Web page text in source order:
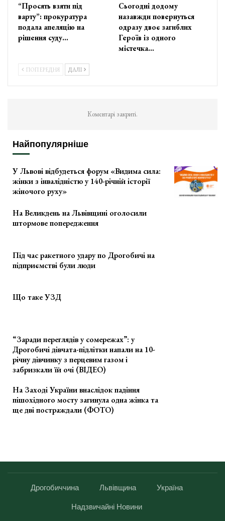
“Просять взяти під
варту”: прокуратура
подала апеляцію на
рішення суду…
Сьогодні додому
назавжди повернуться
одразу двоє загиблих
Героїв із одного
містечка…
ПОПЕРЕДНЯ ДАЛІ
Коментарі закриті.
Найпопулярніше
У Львові відбудеться форум «Видима сила:
жінки з інвалідністю у 140-річній історії
жіночого руху»
На Великдень на Львівщині оголосили
штормове попередження
Під час ракетного удару по Дрогобичі на
підприємстві були люди
Що таке УЗД
“Заради переглядів у сомережах”: у
Дрогобичі дівчата-підлітки напали на 10-
річну дівчинку з перцевим газом і
забризкали їй очі (ВІДЕО)
На Заході України внаслідок падіння
пішохідного мосту загинула одна жінка та
ще дві постраждали (ФОТО)
Дрогобиччина Львівщина Україна
Надзвичайні Новини